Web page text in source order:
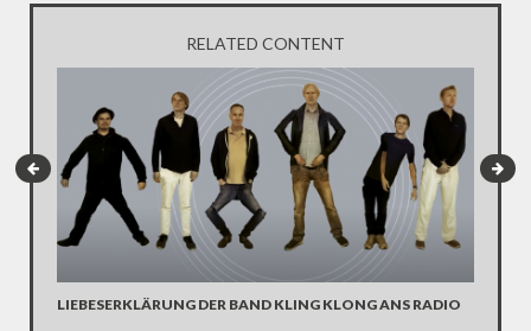
RELATED CONTENT
LIEBESERKLÄRUNG DER BAND KLING KLONG ANS RADIO